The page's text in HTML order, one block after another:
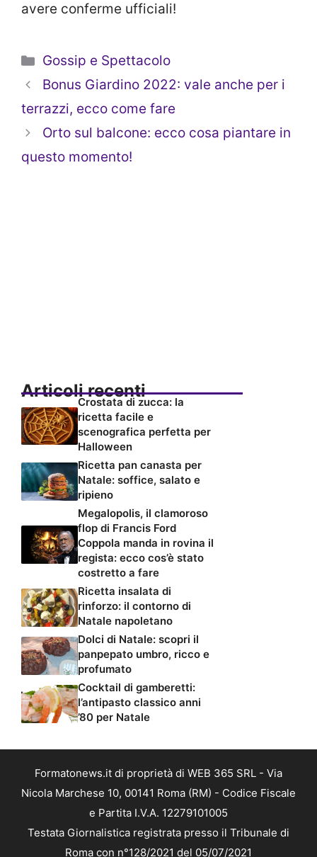
avere conferme ufficiali!
Categorie
Gossip e Spettacolo
Bonus Giardino 2022: vale anche per i
terrazzi, ecco come fare
Orto sul balcone: ecco cosa piantare in
questo momento!
Articoli recenti
Crostata di zucca: la
ricetta facile e
scenografica perfetta per
Halloween
Ricetta pan canasta per
Natale: soffice, salato e
ripieno
Megalopolis, il clamoroso
flop di Francis Ford
Coppola manda in rovina il
regista: ecco cos’è stato
costretto a fare
Ricetta insalata di
rinforzo: il contorno di
Natale napoletano
Dolci di Natale: scopri il
panpepato umbro, ricco e
profumato
Cocktail di gamberetti:
l’antipasto classico anni
’80 per Natale
Formatonews.it di proprietà di WEB 365 SRL - Via
Nicola Marchese 10, 00141 Roma (RM) - Codice Fiscale
e Partita I.V.A. 12279101005
Testata Giornalistica registrata presso il Tribunale di
Roma con n°128/2021 del 05/07/2021